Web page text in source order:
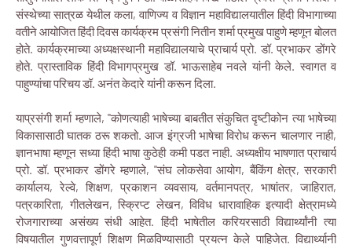
संस्थेच्या सात्रळ येथील कला, वाणिज्य व विज्ञान महाविद्यालयातील हिंदी विभागाच्या
वतीने आयोजित हिंदी दिवस कार्यक्रम प्रसंगी नितीन शर्मा प्रमुख पाहुणे म्हणून बोलत
होते. कार्यक्रमाच्या अध्यक्षस्थानी महाविद्यालयाचे प्राचार्य प्रो. डॉ. प्रभाकर डोंगरे
होते. प्रास्ताविक हिंदी विभागप्रमुख डॉ. भाऊसाहेब नवले यांनी केले. स्वागत व
पाहुण्यांचा परिचय डॉ. अनंत केदारे यांनी करून दिला.
याप्रसंगी शर्मा म्हणाले, "कोणत्याही भाषेच्या बाबतीत संकुचित दृष्टीकोन त्या भाषेच्या
विकासासाठी घातक ठरू शकतो. आज इंग्रजी भाषेचा विरोध करून चालणार नाही,
ज्ञानभाषा म्हणून सध्या हिंदी भाषा कुठेही कमी पडत नाही. अध्यक्षीय भाषणात प्राचार्य
प्रो. डॉ. प्रभाकर डोंगरे म्हणाले, "संघ लोकसेवा आयोग, बैंकिंग क्षेत्र, सरकारी
कार्यालय, रेल्वे, शिक्षण, प्रकाशन व्यवसाय, वर्तमानपत्र, भाषांतर, जाहिरात,
पत्रकारिता, गीतलेखन, स्क्रिप्ट लेखन, विविध धारावाहिक इत्यादी क्षेत्रामध्ये
रोजगाराच्या असंख्य संधी आहेत. हिंदी भाषेतील करियरसाठी विद्यार्थ्यांनी त्या
विषयातील गुणवत्तापूर्ण शिक्षण मिळविण्यासाठी प्रयत्न केले पाहिजेत. विद्यार्थ्यानी